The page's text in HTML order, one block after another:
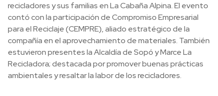
recicladores y sus familias en La Cabaña Alpina. El evento
contó con la participación de Compromiso Empresarial
para el Reciclaje (CEMPRE), aliado estratégico de la
compañía en el aprovechamiento de materiales. También
estuvieron presentes la Alcaldía de Sopó y Marce La
Recicladora; destacada por promover buenas prácticas
ambientales y resaltar la labor de los recicladores.